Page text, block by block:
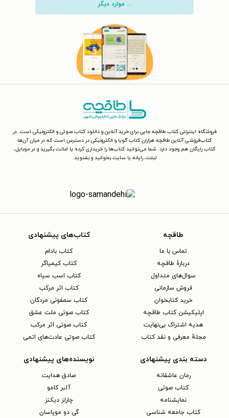
... موارد دیگر
فروشگاه اینترنتی کتاب طاقچه جایی برای خرید آنلاین و دانلود کتاب صوتی و الکترونیکی است. در
کتاب‌فروشی آنلاین طاقچه هزاران کتاب گویا و الکترونیکی در دسترس است که در میان آن‌ها
کتاب رایگان هم وجود دارد. شما می‌توانید کتاب‌ها را خریداری کرده یا امانت بگیرید و در موبایل،
تبلت، رایانه یا سایت بخوانید و بشنوید.
طاقچه
تماس با ما
دربارهٔ طاقچه
سوال‌های متداول
فروش سازمانی
خرید کتابخوان
اپلیکیشن کتاب طاقچه
هدیه اشتراک بی‌نهایت
مجلهٔ معرفی و نقد کتاب
کتاب‌های پیشنهادی
کتاب بادام
کتاب کیمیاگر
کتاب اسب سیاه
کتاب اثر مرکب
کتاب سمفونی مردگان
کتاب صوتی ملت عشق
کتاب صوتی اثر مرکب
کتاب صوتی عادت‌های اتمی
دسته بندی پیشنهادی
رمان عاشقانه
کتاب‌ صوتی
نمایشنامه
کتاب جامعه شناسی
نویسنده‌های پیشنهادی
صادق هدایت
آلبر کامو
چارلز دیکنز
گی دو موپاسان